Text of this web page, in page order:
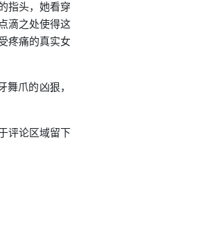
指头，她看穿
滴之处使得这
疼痛的真实女
爪的凶狠，
评论区域留下